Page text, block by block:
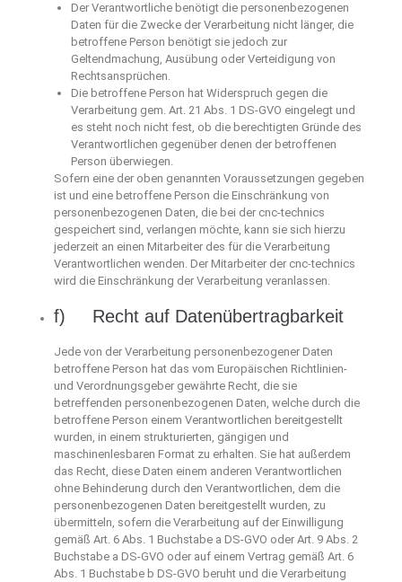
Der Verantwortliche benötigt die personenbezogenen
Daten für die Zwecke der Verarbeitung nicht länger, die
betroffene Person benötigt sie jedoch zur
Geltendmachung, Ausübung oder Verteidigung von
Rechtsansprüchen.
Die betroffene Person hat Widerspruch gegen die
Verarbeitung gem. Art. 21 Abs. 1 DS-GVO eingelegt und
es steht noch nicht fest, ob die berechtigten Gründe des
Verantwortlichen gegenüber denen der betroffenen
Person überwiegen.
Sofern eine der oben genannten Voraussetzungen gegeben
ist und eine betroffene Person die Einschränkung von
personenbezogenen Daten, die bei der cnc-technics
gespeichert sind, verlangen möchte, kann sie sich hierzu
jederzeit an einen Mitarbeiter des für die Verarbeitung
Verantwortlichen wenden. Der Mitarbeiter der cnc-technics
wird die Einschränkung der Verarbeitung veranlassen.
f) Recht auf Datenübertragbarkeit
Jede von der Verarbeitung personenbezogener Daten
betroffene Person hat das vom Europäischen Richtlinien-
und Verordnungsgeber gewährte Recht, die sie
betreffenden personenbezogenen Daten, welche durch die
betroffene Person einem Verantwortlichen bereitgestellt
wurden, in einem strukturierten, gängigen und
maschinenlesbaren Format zu erhalten. Sie hat außerdem
das Recht, diese Daten einem anderen Verantwortlichen
ohne Behinderung durch den Verantwortlichen, dem die
personenbezogenen Daten bereitgestellt wurden, zu
übermitteln, sofern die Verarbeitung auf der Einwilligung
gemäß Art. 6 Abs. 1 Buchstabe a DS-GVO oder Art. 9 Abs. 2
Buchstabe a DS-GVO oder auf einem Vertrag gemäß Art. 6
Abs. 1 Buchstabe b DS-GVO beruht und die Verarbeitung